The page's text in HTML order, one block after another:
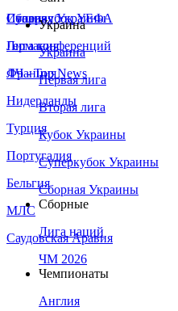
Сборная Украины
Италия
Германия
Франция
Нидерланды
Турция
Португалия
Бельгия
МЛС
Саудовская Аравия
Суперкубок УЕФА
Лига конференций
ЛЧ - Top News
Украина
Украина
Первая лига
Вторая лига
Кубок Украины
Суперкубок Украины
Сборная Украины
Сборные
Лига наций
ЧМ 2026
Чемпионаты
Англия